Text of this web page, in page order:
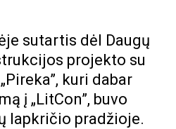
sutartis dėl Daugų
projekto su
kuri dabar
į „LitCon”, buvo
lapkričio pradžioje.